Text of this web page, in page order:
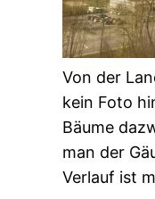
Von der
kein Foto
Bäume
man der
Verlauf ist